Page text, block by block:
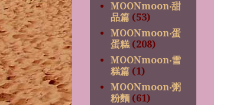
MOONmoon‧甜
品篇 (53)
MOONmoon‧蛋
蛋糕 (208)
MOONmoon‧雪
糕篇 (1)
MOONmoon‧粥
粉麵 (61)